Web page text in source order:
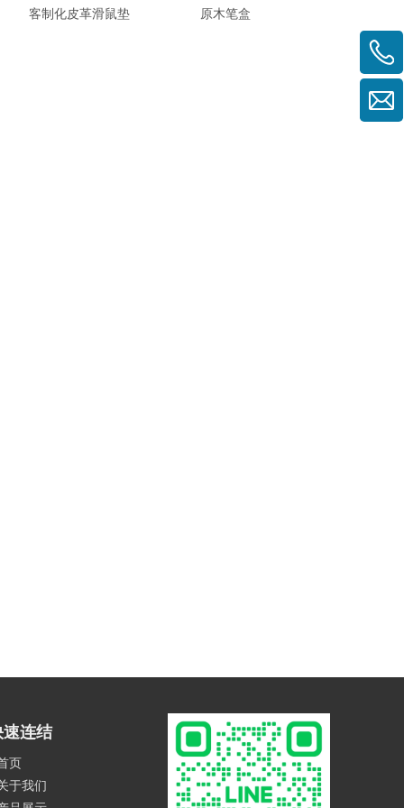
客制化皮革滑鼠垫 原木笔盒
速连结
页
于我们